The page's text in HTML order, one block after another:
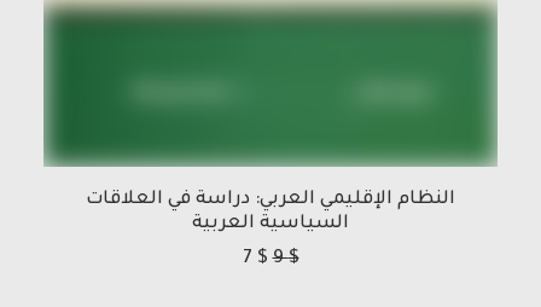
النظام الإقليمي العربي: دراسة في العلاقات
السياسية العربية
9$
7 $